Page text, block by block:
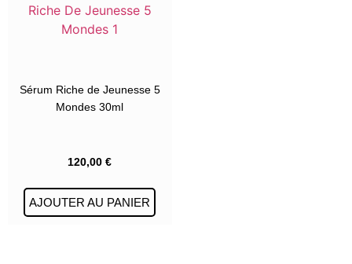
Sérum Riche de Jeunesse 5
Mondes 30ml
120,00€
AJOUTER AU PANIER